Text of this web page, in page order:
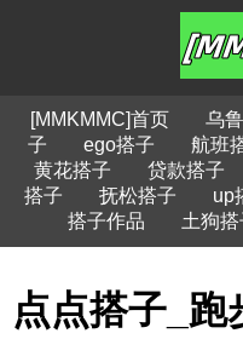
[MMKMMC]首页 乌
子
ego搭子 航班
黄花搭子
贷款搭子
搭子
抚松搭子 up
搭子作品
土狗搭
点点搭子_跑